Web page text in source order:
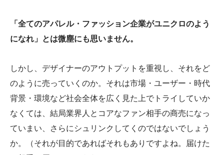
「全てのアパレル・ファッション企業がユニクロのよう
になれ」とは微塵にも思いません。
しかし、デザイナーのアウトプットを重視し、それをど
のように売っていくのか。それは市場・ユーザー・時代
背景・環境など社会全体を広く見た上でトライしていか
なくては、結局業界人とコアなファン相手の商売になっ
ていまい、さらにシュリンクしてくのではないでしょう
か。（それが目的であればそれもありですよね。届けた